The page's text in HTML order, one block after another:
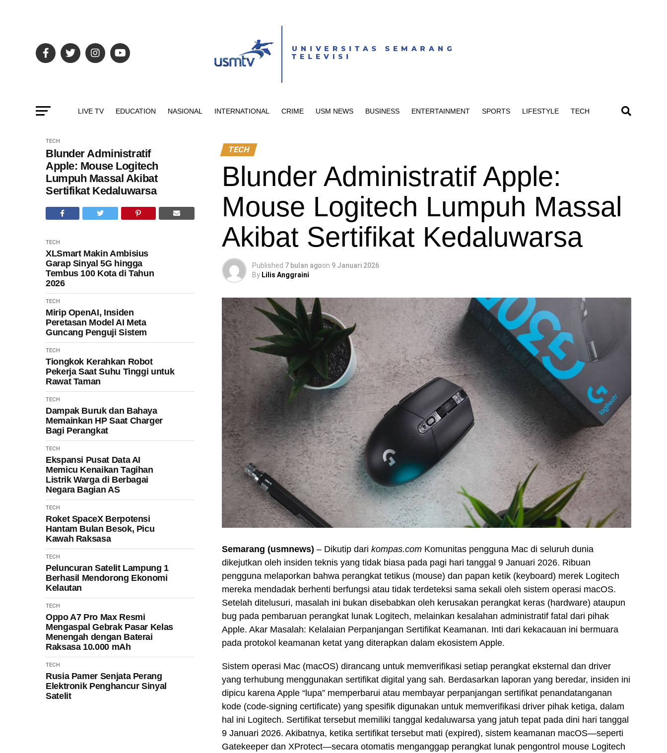
LIVE TV EDUCATION NASIONAL INTERNATIONAL CRIME USM NEWS BUSINESS ENTERTAINMENT SPORTS LIFESTYLE TECH
TECH
Blunder Administratif
Apple: Mouse Logitech
Lumpuh Massal Akibat
Sertifikat Kedaluwarsa
TECH
XLSmart Makin Ambisius
Garap Sinyal 5G hingga
Tembus 100 Kota di Tahun
2026
TECH
Mirip OpenAI, Insiden
Peretasan Model AI Meta
Guncang Penguji Sistem
TECH
Tiongkok Kerahkan Robot
Pekerja Saat Suhu Tinggi untuk
Rawat Taman
TECH
Dampak Buruk dan Bahaya
Memainkan HP Saat Charger
Bagi Perangkat
TECH
Ekspansi Pusat Data AI
Memicu Kenaikan Tagihan
Listrik Warga di Berbagai
Negara Bagian AS
TECH
Roket SpaceX Berpotensi
Hantam Bulan Besok, Picu
Kawah Raksasa
TECH
Peluncuran Satelit Lampung 1
Berhasil Mendorong Ekonomi
Kelautan
TECH
Oppo A7 Pro Max Resmi
Mengaspal Gebrak Pasar Kelas
Menengah dengan Baterai
Raksasa 10.000 mAh
TECH
Rusia Pamer Senjata Perang
Elektronik Penghancur Sinyal
Satelit
TECH
Blunder Administratif Apple:
Mouse Logitech Lumpuh Massal
Akibat Sertifikat Kedaluwarsa
Published 7 bulan agoon 9 Januari 2026
By Lilis Anggraini
Semarang (usmnews) – Dikutip dari kompas.com Komunitas pengguna Mac di seluruh dunia
dikejutkan oleh insiden teknis yang tidak biasa pada pagi hari tanggal 9 Januari 2026. Ribuan
pengguna melaporkan bahwa perangkat tetikus (mouse) dan papan ketik (keyboard) merek Logitech
mereka mendadak berhenti berfungsi atau tidak terdeteksi sama sekali oleh sistem operasi macOS.
Setelah ditelusuri, masalah ini bukan disebabkan oleh kerusakan perangkat keras (hardware) ataupun
bug pada pembaruan perangkat lunak Logitech, melainkan kesalahan administratif fatal dari pihak
Apple. Akar Masalah: Kelalaian Perpanjangan Sertifikat Keamanan. Inti dari kekacauan ini bermuara
pada protokol keamanan ketat yang diterapkan dalam ekosistem Apple.
Sistem operasi Mac (macOS) dirancang untuk memverifikasi setiap perangkat eksternal dan driver
yang terhubung menggunakan sertifikat digital yang sah. Berdasarkan laporan yang beredar, insiden ini
dipicu karena Apple “lupa” memperbarui atau membayar perpanjangan sertifikat penandatanganan
kode (code-signing certificate) yang spesifik digunakan untuk memverifikasi driver pihak ketiga, dalam
hal ini Logitech. Sertifikat tersebut memiliki tanggal kedaluwarsa yang jatuh tepat pada dini hari tanggal
9 Januari 2026. Akibatnya, ketika sertifikat tersebut mati (expired), sistem keamanan macOS—seperti
Gatekeeper dan XProtect—secara otomatis menganggap perangkat lunak pengontrol mouse Logitech